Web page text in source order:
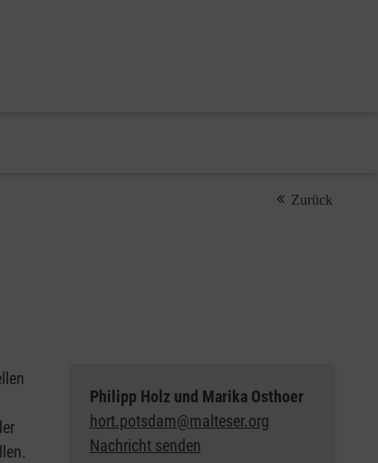
Zurück
Philipp Holz und Marika Osthoer
hort.potsdam@malteser.org
Nachricht senden